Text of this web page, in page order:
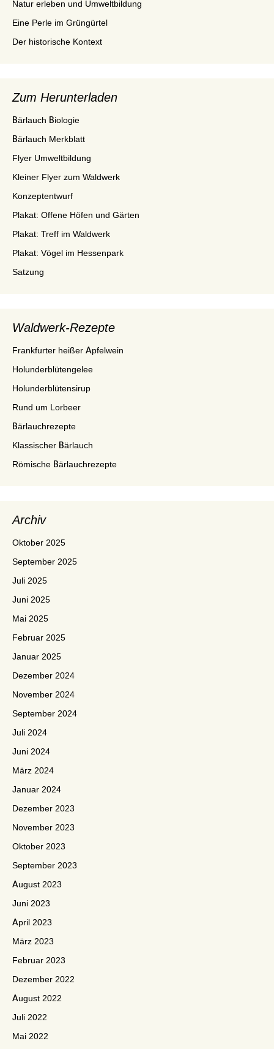
Natur erleben und Umweltbildung
Eine Perle im Grüngürtel
Der historische Kontext
Zum Herunterladen
Bärlauch Biologie
Bärlauch Merkblatt
Flyer Umweltbildung
Kleiner Flyer zum Waldwerk
Konzeptentwurf
Plakat: Offene Höfen und Gärten
Plakat: Treff im Waldwerk
Plakat: Vögel im Hessenpark
Satzung
Waldwerk-Rezepte
Frankfurter heißer Apfelwein
Holunderblütengelee
Holunderblütensirup
Rund um Lorbeer
Bärlauchrezepte
Klassischer Bärlauch
Römische Bärlauchrezepte
Archiv
Oktober 2025
September 2025
Juli 2025
Juni 2025
Mai 2025
Februar 2025
Januar 2025
Dezember 2024
November 2024
September 2024
Juli 2024
Juni 2024
März 2024
Januar 2024
Dezember 2023
November 2023
Oktober 2023
September 2023
August 2023
Juni 2023
April 2023
März 2023
Februar 2023
Dezember 2022
August 2022
Juli 2022
Mai 2022